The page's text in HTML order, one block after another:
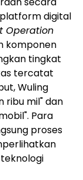
digital
Operation
komponen
tingkat
tercatat
Wuling
ribu mil" dan
Para
proses